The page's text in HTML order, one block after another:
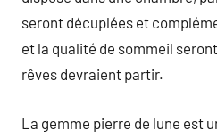
seront décuplées et
et la qualité de sommeil
rêves devraient partir.
La gemme pierre de lune est